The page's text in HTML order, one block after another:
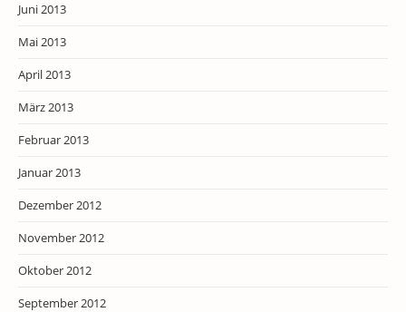
Juni 2013
Mai 2013
April 2013
März 2013
Februar 2013
Januar 2013
Dezember 2012
November 2012
Oktober 2012
September 2012